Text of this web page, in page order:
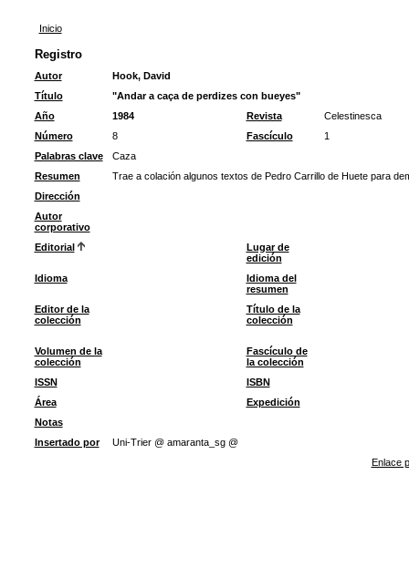
Inicio
Registro
Autor
Hook, David
Título
"Andar a caça de perdizes con bueyes"
Año
1984 Revista
Celestinesca
Número
8 Fascículo
1
Palabras clave
Caza
Resumen
Trae a colación algunos textos de Pedro Carrillo de Huete para
Dirección
Autor
corporativo
Editorial
Lugar de
edición
Idioma
Idioma del
resumen
Editor de la
colección
Título de la
colección
Volumen de la
colección
Fascículo de
la colección
ISSN
ISBN
Área
Expedición
Notas
Insertado por
Uni-Trier @ amaranta_sg @
Enlace